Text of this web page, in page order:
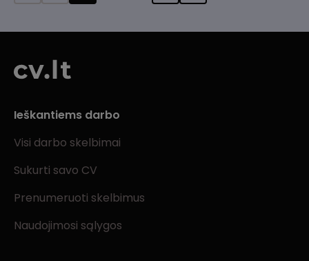
Ieškantiems darbo
Visi darbo skelbimai
Sukurti savo CV
Prenumeruoti skelbimus
Naudojimosi sąlygos